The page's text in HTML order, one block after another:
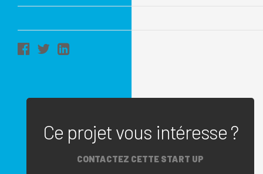
Ce projet vous intéresse ?
CONTACTEZ CETTE START UP